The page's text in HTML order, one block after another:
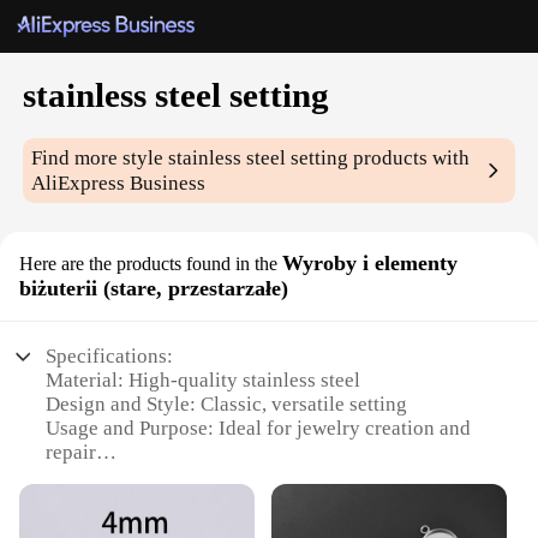
stainless steel setting
Find more stylestainless steel setting products with
AliExpress Business
Here are the products found in the Wyroby i elementy
biżuterii (stare, przestarzałe)
Specifications:
Material: High-quality stainless steel
Design and Style: Classic, versatile setting
Usage and Purpose: Ideal for jewelry creation and
repair
professional and hobbyist jewelers
Shape or Size or Weight or Quantity: Available in